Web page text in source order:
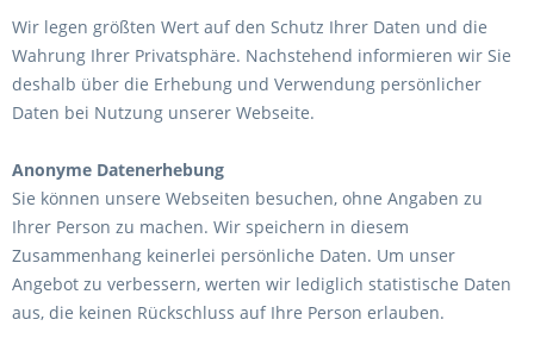
Wir legen größten Wert auf den Schutz Ihrer Daten und die
Wahrung Ihrer Privatsphäre. Nachstehend informieren wir Sie
deshalb über die Erhebung und Verwendung persönlicher
Daten bei Nutzung unserer Webseite.
Anonyme Datenerhebung
Sie können unsere Webseiten besuchen, ohne Angaben zu
Ihrer Person zu machen. Wir speichern in diesem
Zusammenhang keinerlei persönliche Daten. Um unser
Angebot zu verbessern, werten wir lediglich statistische Daten
aus, die keinen Rückschluss auf Ihre Person erlauben.